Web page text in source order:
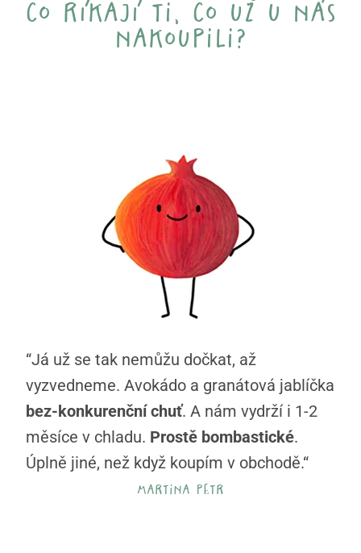
co říkají ti, co už u nás
nakoupili?
“Já už se tak nemůžu dočkat, až
vyzvedneme. Avokádo a granátová jablíčka
bez-konkurenční chuť. A nám vydrží i 1-2
měsíce v chladu. Prostě bombastické.
Úplně jiné, než když koupím v obchodě.“
martina petr